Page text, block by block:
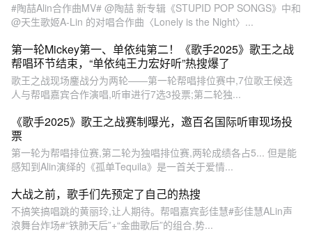
#陶喆Alin合作曲MV# @陶喆 新专辑《STUPID POP SONGS》中和
@天生歌姬A-Lin 的对唱合作曲〈Lonely is the Night〉...
第一轮Mickey第一、单依纯第二！《歌手2025》歌王之战
帮唱环节结束，“单依纯王力宏好听”热搜爆了
歌王之战现场鏖战分为两轮——第一轮帮唱排位赛中,7位歌王候选
人与帮唱嘉宾合作演唱,听审进行7选3投票;第二轮独...
《歌手2025》歌王之战赛制曝光，邀百名国际听审现场投
票
第一轮为帮唱排位赛,第二轮为独唱排位赛,两轮成绩各占5... 但是能
感知到Alin演绎的《孤单Tequila》是一首关于爱情...
大战之前，歌手们先预定了自己的热搜
不搞笑搞唱跳的黄丽玲,让人期待。帮唱嘉宾彭佳慧#彭佳慧ALin声
浪舞台炸场#“铁肺天后”+“金曲歌后”的组合,势...